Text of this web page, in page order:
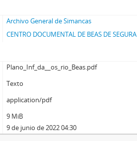
Archivo General de Simancas
CENTRO DOCUMENTAL DE BEAS DE SEGURA
Plano_Inf_da__os_rio_Beas.pdf
Texto
application/pdf
9 MiB
9 de junio de 2022 04:30